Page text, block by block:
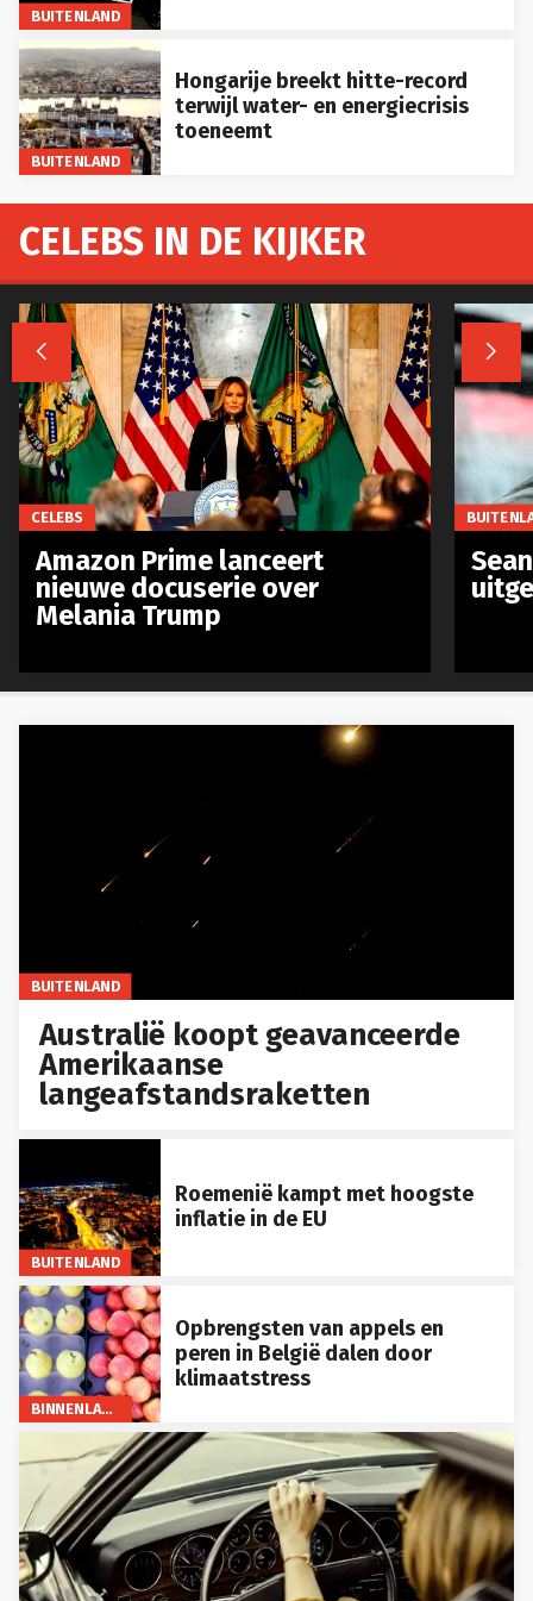
BUITENLAND
BUITENLAND
Hongarije breekt hitte-record
terwijl water- en energiecrisis
toeneemt
BUITENLAND
Australië koopt geavanceerde
Amerikaanse
langeafstandsraketten
BUITENLAND
Roemenië kampt met hoogste
inflatie in de EU
BINNENLAND
Opbrengsten van appels en
peren in België dalen door
klimaatstress
CELEBS IN DE KIJKER
 
CELEBS
Amazon Prime lanceert
nieuwe docuserie over
Melania Trump